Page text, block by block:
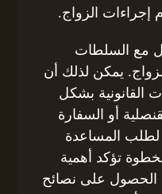
إجراءات الزواج.
مع السلطات
يمكن لذلك أن
القانونية بشكل
أو السفارة
لطلب المساعدة
تؤكد أهمية
الحصول على نصائح